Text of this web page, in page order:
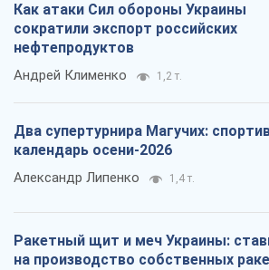
Как атаки Сил обороны Украины
сократили экспорт российских
нефтепродуктов
Андрей Клименко 1,2 т.
Два супертурнира Магучих:
календарь осени-2026
Александр Липенко 1,4 т.
Ракетный щит и меч Украины:
на производство собственных